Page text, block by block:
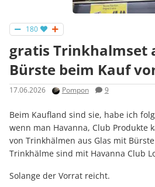
180
gratis Trinkhalmset
Bürste beim Kauf
17.06.2026 Pompon 9
Beim Kaufland sind sie, habe ich
wenn man Havanna, Club Produkte
von Trinkhälmen aus Glas mit
Trinkhälme sind mit Havanna Club
Solange der Vorrat reicht.